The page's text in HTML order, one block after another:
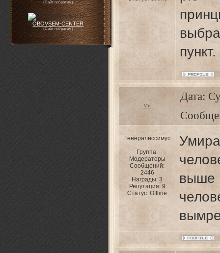
(Сайт побратим)
OBOVSEM-CENTER
(Сайт побратим)
пункт.
Mir
Дата:
Генералиссимус
Группа:
Модераторы
Сообщений:
2446
Награды:3
Репутация: 9
Статус:Offline